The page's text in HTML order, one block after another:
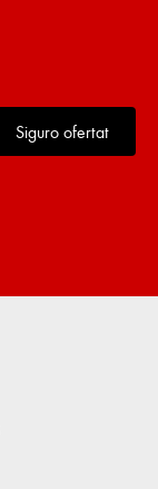
Siguro ofertat